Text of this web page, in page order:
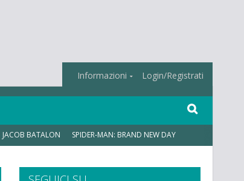
Informazioni Login/Registrati
JACOB BATALON SPIDER-MAN: BRAND NEW DAY